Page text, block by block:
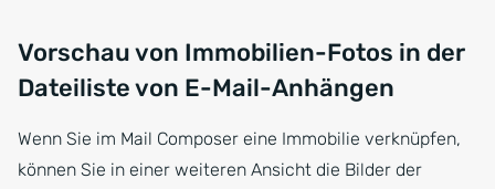
Vorschau von Immobilien-Fotos in der
Dateiliste von E-Mail-Anhängen
Wenn Sie im Mail Composer eine Immobilie verknüpfen,
können Sie in einer weiteren Ansicht die Bilder der